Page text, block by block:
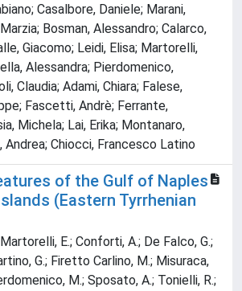
Casalbore, Daniele; Marani,
Bosman, Alessandro; Calarco,
Giacomo; Leidi, Elisa; Martorelli,
Alessandra; Pierdomenico,
Claudia; Adami, Chiara; Falese,
Fascetti, Andrè; Ferrante,
Michela; Lai, Erika; Montanaro,
Andrea; Chiocci, Francesco Latino
of the Gulf of Naples
(Eastern Tyrrhenian
E.; Conforti, A.; De Falco, G.;
G.; Firetto Carlino, M.; Misuraca,
M.; Sposato, A.; Tonielli, R.;